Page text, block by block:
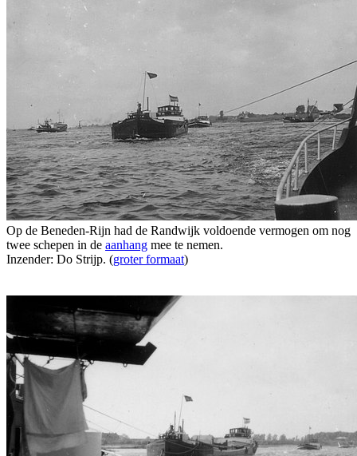
Op de Beneden-Rijn had de Randwijk voldoende vermogen om nog
twee schepen in de aanhang mee te nemen.
Inzender: Do Strijp. (groter formaat)